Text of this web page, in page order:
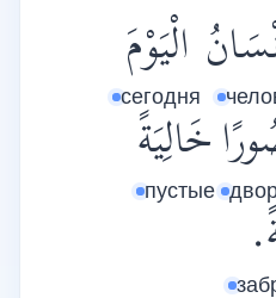
الْيَوْمَ
сегодня
خَالِيَةً
пустые